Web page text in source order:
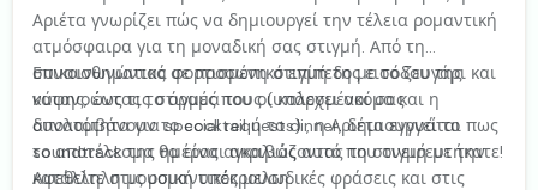
Αριέτα γνωρίζει πώς να δημιουργεί την τέλεια ρομαντική
ατμόσφαιρα για τη μοναδική σας στιγμή. Από τη
συναισθηματικά φορτισμένη στιγμή της εισόδου της
νύφης, έως τις στιγμές που οι καλεσμένοι σας
απολαμβάνουν το cocktail ή το dinner, δημιουργεί το
soundtrack της ημέρας αγκαλιάζοντας τη στιγμή με την
κατάλληλη μουσική υπόκρουση.
Επικοινωνώντας σε προσωπικό επίπεδο με το ζευγάρι και
κατανοώντας το όραμά τους (υπάρχει ακόμα και η
δυνατότητα για special requests) , η Αριέτα εγγυάται πως
το αποτέλεσμα θα είναι ακριβώς αυτό που ονειρευτήκατε!
Αφεθείτε στις ρομαντικές μελωδικές φράσεις και στις